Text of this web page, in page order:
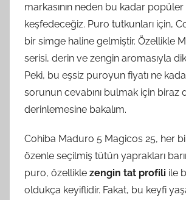
markasının neden bu kadar
keşfedeceğiz. Puro tutkunları için,
bir simge haline gelmiştir. Özellikle
serisi, derin ve zengin aromasıyla
Peki, bu eşsiz puroyun fiyatı ne
sorunun cevabını bulmak için biraz
derinlemesine bakalım.
Cohiba Maduro 5 Magicos 25, her
özenle seçilmiş tütün yaprakları
puro, özellikle zengin tat profili ile
oldukça keyiflidir. Fakat, bu keyfi